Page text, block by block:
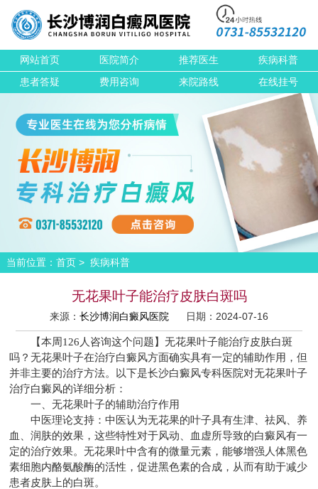
网站首页 医院简介 推荐医生 疾病科普
患者答疑 费用咨询 来院路线 在线挂号
当前位置： 首页> 疾病科普
无花果叶子能治疗皮肤白斑吗
来源： 长沙博润白癜风医院 日期：2024-07-16
【本周126人咨询这个问题】无花果叶子能治疗皮肤白斑
吗？无花果叶子在治疗白癜风方面确实具有一定的辅助作用，但
并非主要的治疗方法。以下是长沙白癜风专科医院对无花果叶子
治疗白癜风的详细分析：
一、无花果叶子的辅助治疗作用
中医理论支持：中医认为无花果的叶子具有生津、祛风、养
血、润肤的效果，这些特性对于风动、血虚所导致的白癜风有一
定的治疗效果。无花果叶中含有的微量元素，能够增强人体黑色
素细胞内酪氨酸酶的活性，促进黑色素的合成，从而有助于减少
患者皮肤上的白斑。